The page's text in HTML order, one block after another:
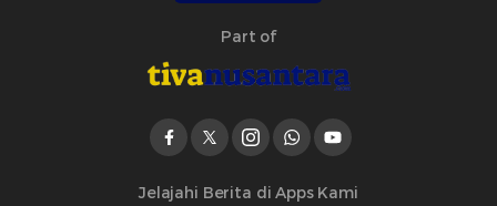
Part of
Jelajahi Berita di Apps Kami